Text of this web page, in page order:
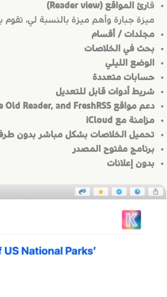
قارئ المواقع (Reader view)
ميزة جبارة وأهم ميزة بالنسبة لي،
مجلدات / أقسام
بحث في الخلاصات
الوضع الليلي
حسابات متعددة
شريط أدوات قابل للتعديل
دعم مواقع Feedbin, Feedly, BazQux, Inoreader, NewsBlur, The Old Reader, and FreshRSS
مزامنة مع iCloud
تحميل الخلاصات بشكل مباشر بدون
برنامج مفتوح المصدر
بدون إعلانات